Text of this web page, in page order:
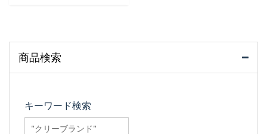
商品検索
キーワード検索
searchfilter_pro